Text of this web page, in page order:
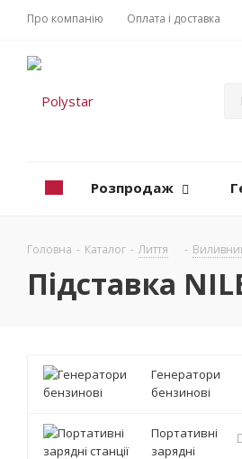
Про компанію Оплата і доставка
Розпродаж
Головна - Каталог - Лиття -
Підставка
Генератори
бензинові
Портативні
зарядні